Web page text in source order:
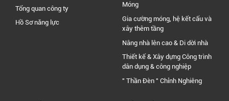
Tổng quan công ty
Hồ Sơ năng lực
Móng
Gia cường móng, hệ kết cấu và
xây thêm tầng
Nâng nhà lên cao & Di dời nhà
Thiết kế & Xây dựng Công trình
dân dụng & công nghiệp
" Thần Đèn " Chỉnh Nghiêng